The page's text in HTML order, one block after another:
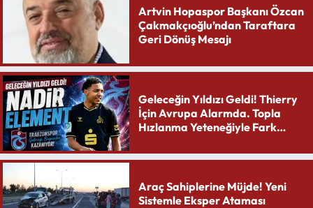
Artvin Hopaspor Başkanı Özcan
Çakmakçıoğlu’ndan Taraftara
Geri Dönüş Mesajı
Geleceğin Yıldızı Geldi! Thierry
İçin Avrupa Alarmda. Topla
Hızlanma Yeteneğiyle Fark
Araç Sahiplerine Müjde! Yeni
Sistemle Eksper Ataması